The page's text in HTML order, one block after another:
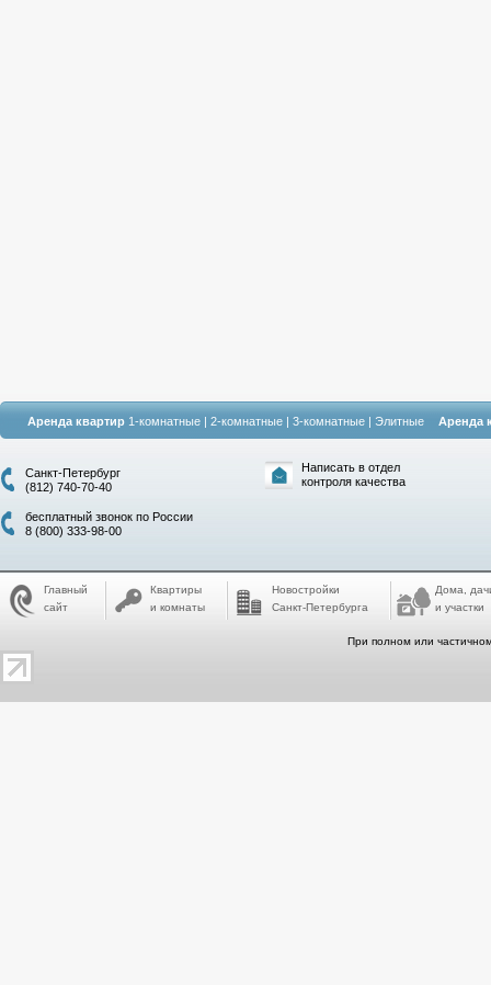
Аренда квартир 1-комнатные | 2-комнатные | 3-комнатные | Элитные Аренда
Санкт-Петербург
(812) 740-70-40
бесплатный звонок по России
8 (800) 333-98-00
Написать в отдел
контроля качества
Главный
сайт
Квартиры
и комнаты
Новостройки
Санкт-Петербурга
Дома,
и участки
При полном или